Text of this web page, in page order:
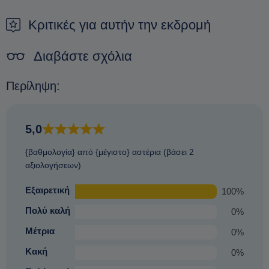
σας επιστρέψουμε.Χωρίς επιπλέον αμοιβές ή χρεώσεις.
προκράτηση.
Κριτικές για αυτήν την εκδρομή
Διαβάστε σχόλια
Περίληψη:
5,0
{βαθμολογία} από {μέγιστο} αστέρια (βάσει 2
αξιολογήσεων)
Εξαιρετική
100%
Πολύ καλή
0%
Μέτρια
0%
Κακή
0%